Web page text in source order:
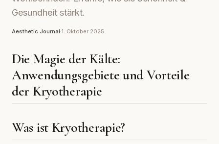
Gesundheit stärkt.
Aesthetic Journal·1. Oktober 2025
Die Magie der Kälte:
Anwendungsgebiete und Vorteile
der Kryotherapie
Was ist Kryotherapie?